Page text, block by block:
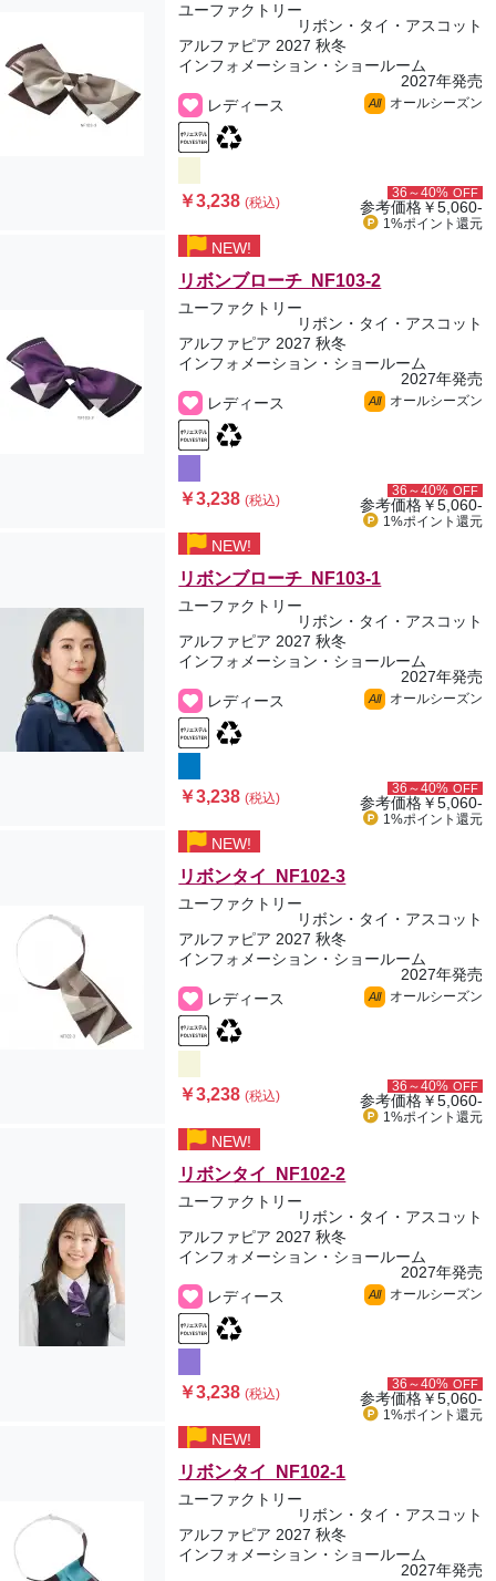
ユーファクトリー
リボン・タイ・アスコット
アルファピア 2027 秋冬
インフォメーション・ショールーム
2027年発売
レディース
All オールシーズン
￥3,238(税込)
36～40% OFF
参考価格￥5,060-
1%ポイント 還元
NEW!
リボンブローチ NF103-2
ユーファクトリー
リボン・タイ・アスコット
アルファピア 2027 秋冬
インフォメーション・ショールーム
2027年発売
レディース
All オールシーズン
￥3,238(税込)
36～40% OFF
参考価格￥5,060-
1%ポイント 還元
NEW!
リボンブローチ NF103-1
ユーファクトリー
リボン・タイ・アスコット
アルファピア 2027 秋冬
インフォメーション・ショールーム
2027年発売
レディース
All オールシーズン
￥3,238(税込)
36～40% OFF
参考価格￥5,060-
1%ポイント 還元
NEW!
リボンタイ NF102-3
ユーファクトリー
リボン・タイ・アスコット
アルファピア 2027 秋冬
インフォメーション・ショールーム
2027年発売
レディース
All オールシーズン
￥3,238(税込)
36～40% OFF
参考価格￥5,060-
1%ポイント 還元
NEW!
リボンタイ NF102-2
ユーファクトリー
リボン・タイ・アスコット
アルファピア 2027 秋冬
インフォメーション・ショールーム
2027年発売
レディース
All オールシーズン
￥3,238(税込)
36～40% OFF
参考価格￥5,060-
1%ポイント 還元
NEW!
リボンタイ NF102-1
ユーファクトリー
リボン・タイ・アスコット
アルファピア 2027 秋冬
インフォメーション・ショールーム
2027年発売